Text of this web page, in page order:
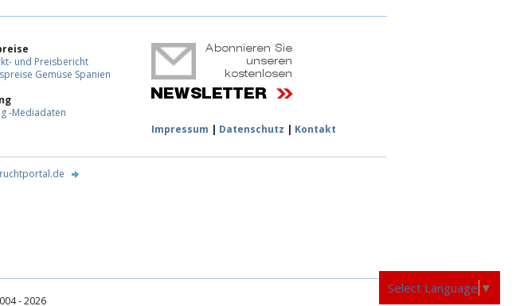
und Preisbericht
Gemüse Spanien
-Mediadaten
Impressum | Datenschutz | Kontakt
- 2026
Select Language ▼